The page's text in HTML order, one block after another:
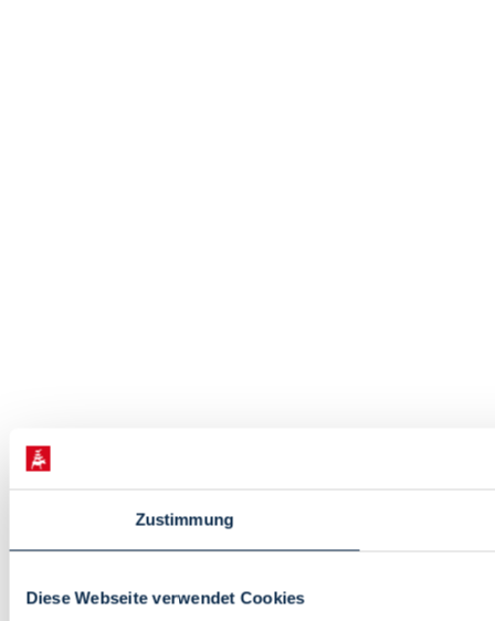
Zustimmung
Diese Webseite verwendet Cookies